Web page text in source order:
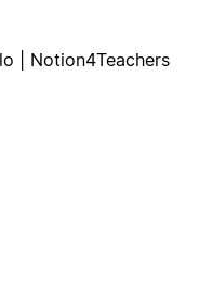
| Notion4Teachers